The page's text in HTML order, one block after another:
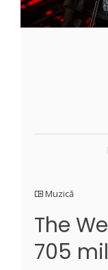
Muzică
The
705